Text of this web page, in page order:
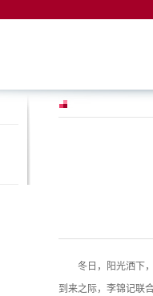
冬日，阳光洒下
到来之际，李锦记联